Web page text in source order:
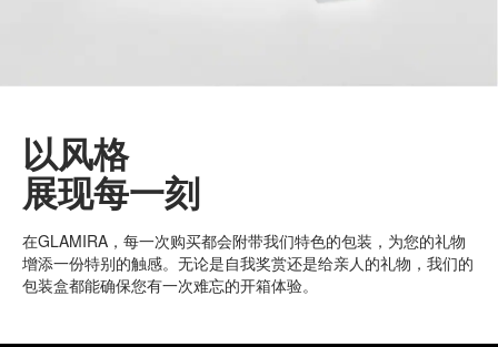
以风格
展现每一刻
在GLAMIRA，每一次购买都会附带我们特色的包装，为您的礼物
增添一份特别的触感。无论是自我奖赏还是给亲人的礼物，我们的
包装盒都能确保您有一次难忘的开箱体验。